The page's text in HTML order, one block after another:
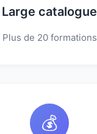
Large catalogue
Plus de 20 formations
💰